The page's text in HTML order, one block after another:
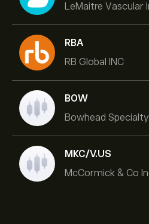
LeMaitre Vascular
RBA
RB Global INC
BOW
Bowhead
MKC/V.US
McCormick & Co